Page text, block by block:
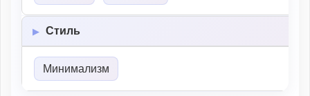
Стиль
Минимализм